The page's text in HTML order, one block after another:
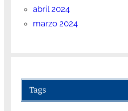
abril 2024
marzo 2024
Tags